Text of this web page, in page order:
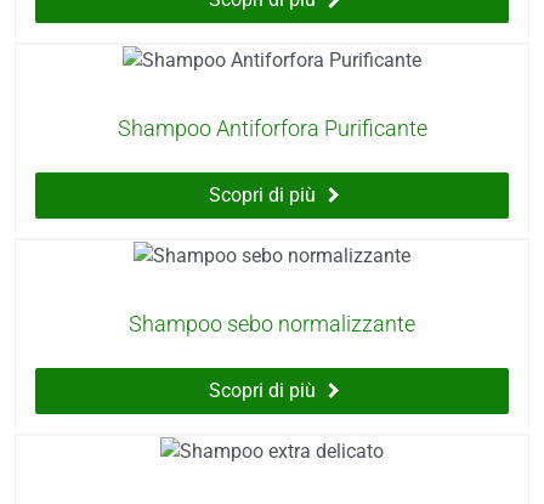
Shampoo Antiforfora Purificante
Scopri di più
Shampoo sebo normalizzante
Scopri di più